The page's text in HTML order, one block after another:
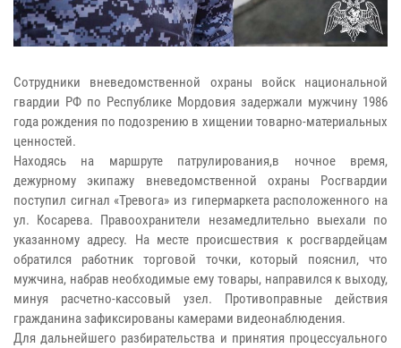
Сотрудники вневедомственной охраны войск национальной
гвардии РФ по Республике Мордовия задержали мужчину 1986
года рождения по подозрению в хищении товарно-материальных
ценностей.
Находясь на маршруте патрулирования,в ночное время,
дежурному экипажу вневедомственной охраны Росгвардии
поступил сигнал «Тревога» из гипермаркета расположенного на
ул. Косарева. Правоохранители незамедлительно выехали по
указанному адресу. На месте происшествия к росгвардейцам
обратился работник торговой точки, который пояснил, что
мужчина, набрав необходимые ему товары, направился к выходу,
минуя расчетно-кассовый узел. Противоправные действия
гражданина зафиксированы камерами видеонаблюдения.
Для дальнейшего разбирательства и принятия процессуального